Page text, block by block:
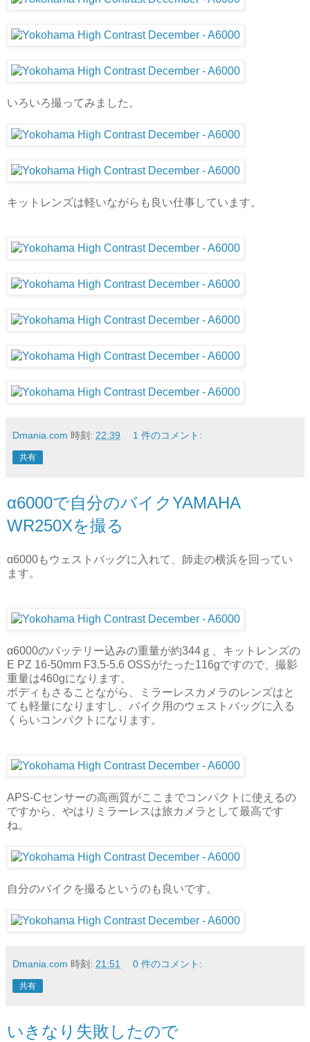
いろいろ撮ってみました。
キットレンズは軽いながらも良い仕事しています。
Dmania.com 時刻: 22:39 1 件のコメント:
共有
α6000で自分のバイクYAMAHA
WR250Xを撮る
α6000もウェストバッグに入れて、師走の横浜を回ってい
ます。
α6000のバッテリー込みの重量が約344ｇ、キットレンズの
E PZ 16-50mm F3.5-5.6 OSSがたった116gですので、撮影
重量は460gになります。
ボディもさることながら、ミラーレスカメラのレンズはと
ても軽量になりますし、バイク用のウェストバッグに入る
くらいコンパクトになります。
APS-Cセンサーの高画質がここまでコンパクトに使えるの
ですから、やはりミラーレスは旅カメラとして最高です
ね。
自分のバイクを撮るというのも良いです。
Dmania.com 時刻: 21:51 0 件のコメント:
共有
いきなり失敗したので